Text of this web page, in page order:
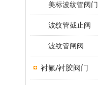
美标波纹管阀门
波纹管截止阀
波纹管闸阀
衬氟/衬胶阀门